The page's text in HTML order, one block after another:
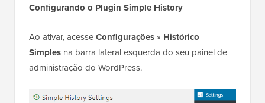
Configurando o Plugin Simple History
Ao ativar, acesseConfigurações» Histórico
Simples na barra lateral esquerda do seu painel de
administração do WordPress.